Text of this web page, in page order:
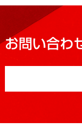
お問い合わ